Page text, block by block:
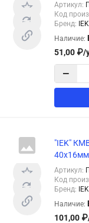
Артикул:
Код
Бренд:
IEK
Наличие:
51,00 ₽/
−
"IEK"
Артикул:
Код
Бренд:
IEK
Наличие:
101,00 ₽